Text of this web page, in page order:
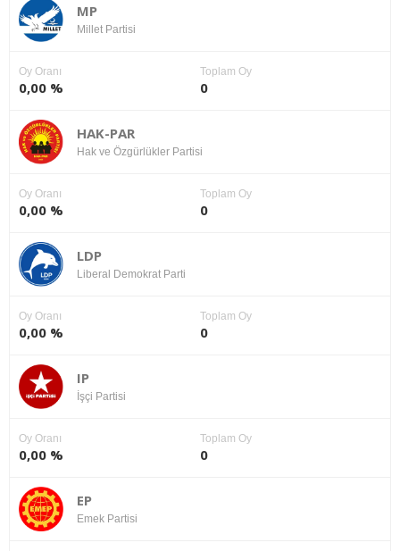
MP
Millet Partisi
Oy Oranı
0,00 %
Toplam Oy
0
HAK-PAR
Hak ve Özgürlükler Partisi
Oy Oranı
0,00 %
Toplam Oy
0
LDP
Liberal Demokrat Parti
Oy Oranı
0,00 %
Toplam Oy
0
IP
İşçi Partisi
Oy Oranı
0,00 %
Toplam Oy
0
EP
Emek Partisi